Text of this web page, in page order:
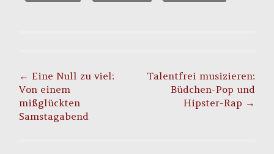
navigation
← Eine Null zu viel:
Von einem
mißglückten
Samstagabend
Talentfrei musizieren:
Büdchen-Pop und
Hipster-Rap →